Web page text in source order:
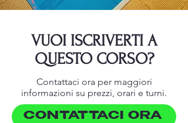
VUOI ISCRIVERTI A
QUESTO CORSO?
Contattaci ora per maggiori
informazioni su prezzi, orari e turni.
CONTATTACI ORA